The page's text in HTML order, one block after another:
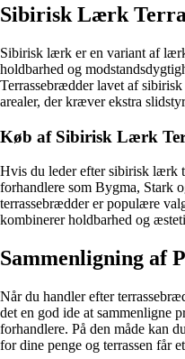
Sibirisk Lærk
Sibirisk lærk er en variant af
holdbarhed og
Terrassebrædder lavet af
arealer, der kræver ekstra
Køb af Sibirisk Lærk
Hvis du leder efter sibirisk lærk
forhandlere som Bygma, Stark
terrassebrædder er populære
kombinerer holdbarhed og
Sammenligning af
Når du handler efter
det en god ide at sammenligne
forhandlere. På den måde kan
for dine penge og terrassen får